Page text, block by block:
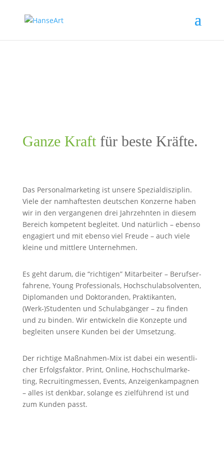
Ganze Kraft für beste Kräfte.
Das Perso­nal­mar­ke­ting ist unsere Spezi­al­dis­zi­plin.
Viele der namhaf­testen deut­schen Konzerne haben
wir in den vergan­genen drei Jahr­zehnten in diesem
Bereich kompe­tent begleitet. Und natür­lich – ebenso
enga­giert und mit ebenso viel Freude – auch viele
kleine und mittlere Unternehmen.
Es geht darum, die “rich­tigen” Mitar­beiter – Berufs­er­
fah­rene, Young Profes­sio­nals, Hoch­schul­ab­sol­venten,
Diplo­manden und Dokto­randen, Prak­ti­kanten,
(Werk-)Studenten und Schul­ab­gänger – zu finden
und zu binden. Wir entwi­ckeln die Konzepte und
begleiten unsere Kunden bei der Umsetzung.
Der richtige Maßnahmen-Mix ist dabei ein wesent­li­
cher Erfolgs­faktor. Print, Online, Hoch­schul­mar­ke­
ting, Recrui­tin­g­messen, Events, Anzei­gen­kam­pa­gnen
– alles ist denkbar, solange es ziel­füh­rend ist und
zum Kunden passt.